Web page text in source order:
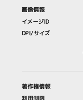
画像情報
イメージID
DPI/サイズ
著作権情報
利用制限